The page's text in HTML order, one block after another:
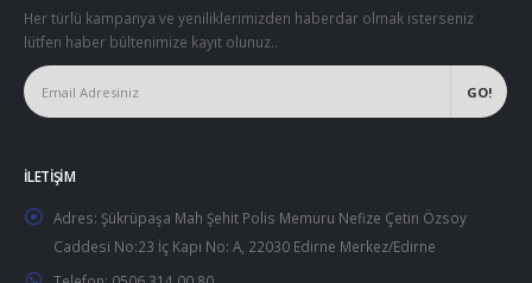
Her türlü kampanya ve yeniliklerimizden haberdar olmak isterseniz
lütfen haber bültenimize kayıt olunuz..
İLETIŞIM
Adres: Şükrüpaşa Mah Şehit Polis Memuru Nefize Çetin Özsoy
Caddesi No:23 İç Kapı No: A, 22030 Edirne Merkez/Edirne